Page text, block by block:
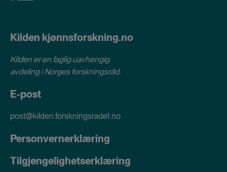
Kilden kjønnsforskning.no
Kilden er en faglig uavhengig
avdeling iNorges forskningsråd.
E-post
post@kilden.forskningsradet.no
Personvernerklæring
Tilgjengelighetserklæring